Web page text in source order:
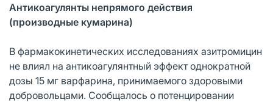
Антикоагулянты непрямого действия
(производные кумарина)
В фармакокинетических исследованиях азитромицин
не влиял на антикоагулянтный эффект однократной
дозы 15 мг варфарина, принимаемого здоровыми
добровольцами. Сообщалось о потенцировании